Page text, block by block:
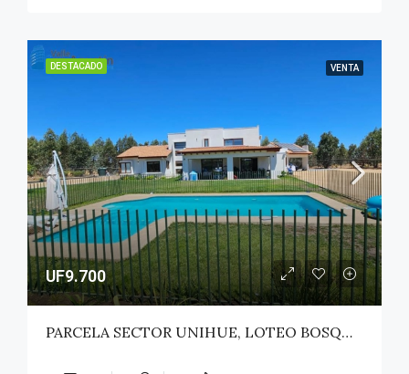
DESTACADO VENTA
UF9.700
PARCELA SECTOR UNIHUE, LOTEO BOSQUES DEL VALLE – MAULE